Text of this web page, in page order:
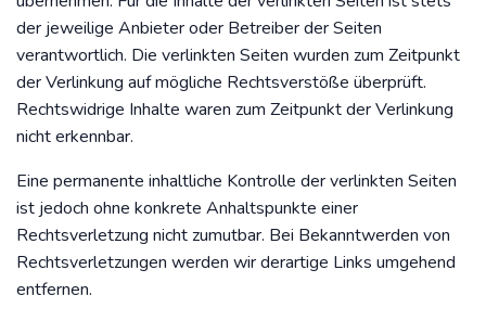
der jeweilige Anbieter oder Betreiber der Seiten
verantwortlich. Die verlinkten Seiten wurden zum Zeitpunkt
der Verlinkung auf mögliche Rechtsverstöße überprüft.
Rechtswidrige Inhalte waren zum Zeitpunkt der Verlinkung
nicht erkennbar.
Eine permanente inhaltliche Kontrolle der verlinkten Seiten
ist jedoch ohne konkrete Anhaltspunkte einer
Rechtsverletzung nicht zumutbar. Bei Bekanntwerden von
Rechtsverletzungen werden wir derartige Links umgehend
entfernen.